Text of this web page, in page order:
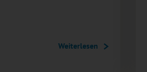
Weiterlesen